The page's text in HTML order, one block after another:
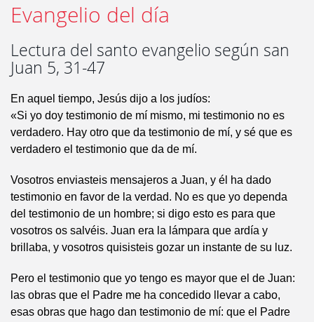
Evangelio del día
Lectura del santo evangelio según san
Juan 5, 31-47
En aquel tiempo, Jesús dijo a los judíos:
«Si yo doy testimonio de mí mismo, mi testimonio no es
verdadero. Hay otro que da testimonio de mí, y sé que es
verdadero el testimonio que da de mí.
Vosotros enviasteis mensajeros a Juan, y él ha dado
testimonio en favor de la verdad. No es que yo dependa
del testimonio de un hombre; si digo esto es para que
vosotros os salvéis. Juan era la lámpara que ardía y
brillaba, y vosotros quisisteis gozar un instante de su luz.
Pero el testimonio que yo tengo es mayor que el de Juan:
las obras que el Padre me ha concedido llevar a cabo,
esas obras que hago dan testimonio de mí: que el Padre